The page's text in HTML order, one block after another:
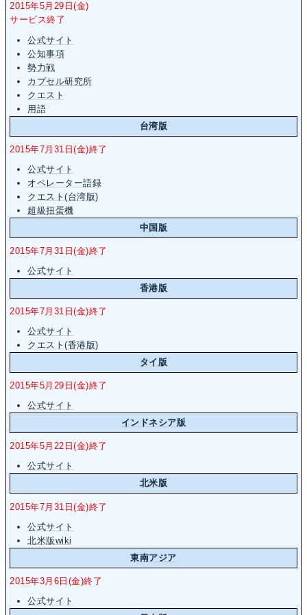
2015年5月29日(金)
サービス終了
公式サイト
公知事項
勢力戦
カプセル研究所
クエスト
用語
台湾版
2015年7月31日(金)終了
公式サイト
オペレーター語録
クエスト(台湾版)
超級扭蛋機
中国版
2015年7月31日(金)終了
公式サイト
香港版
2015年7月31日(金)終了
公式サイト
クエスト(香港版)
タイ版
2015年5月29日(金)終了
公式サイト
インドネシア版
2015年5月22日(金)終了
公式サイト
北米版
2015年7月31日(金)終了
公式サイト
北米版wiki
東南アジア
2015年3月6日(金)終了
公式サイト